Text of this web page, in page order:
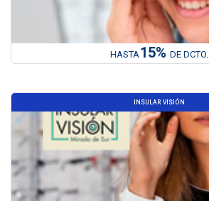
HASTA15% DE DCTO.
INSULAR VISIÓN